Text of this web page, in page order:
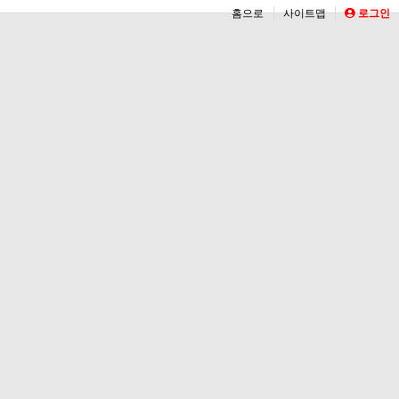
홈으로 사이트맵 로그인